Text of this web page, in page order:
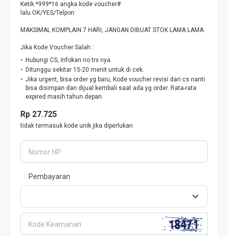
Ketik *999*16 angka kode voucher#
lalu OK/YES/Telpon
MAKSIMAL KOMPLAIN 7 HARI, JANGAN DIBUAT STOK LAMA LAMA
Jika Kode Voucher Salah :
Hubungi CS, Infokan no trx nya.
Ditunggu sekitar 15-20 menit untuk di cek.
Jika urgent, bisa order yg baru, Kode voucher revisi dari cs nanti
bisa disimpan dan dijual kembali saat ada yg order. Rata-rata
expired masih tahun depan.
Rp 27.725
tidak termasuk kode unik jika diperlukan
Nomor HP
Pembayaran
Kode Keamanan